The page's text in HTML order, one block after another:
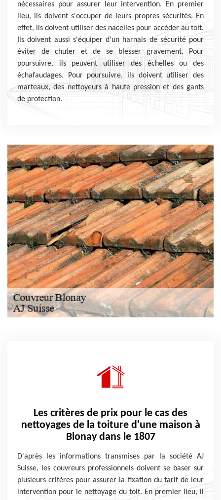
nécessaires pour assurer leur intervention. En premier
lieu, ils doivent s'occuper de leurs propres sécurités. En
effet, ils doivent utiliser des nacelles pour accéder au toit.
Ils doivent aussi s'équiper d'un harnais de sécurité pour
éviter de chuter et de se blesser gravement. Pour
poursuivre, ils peuvent utiliser des échelles ou des
échafaudages. Pour poursuivre, ils doivent utiliser des
marteaux, des nettoyeurs à haute pression et des gants
de protection.
Les critères de prix pour le cas des
nettoyages de la toiture d'une maison à
Blonay dans le 1807
D'après les informations transmises par la société AJ
Suisse, les couvreurs professionnels doivent se baser sur
plusieurs critères pour assurer la fixation du tarif de leur
intervention pour le nettoyage du toit. En premier lieu, il